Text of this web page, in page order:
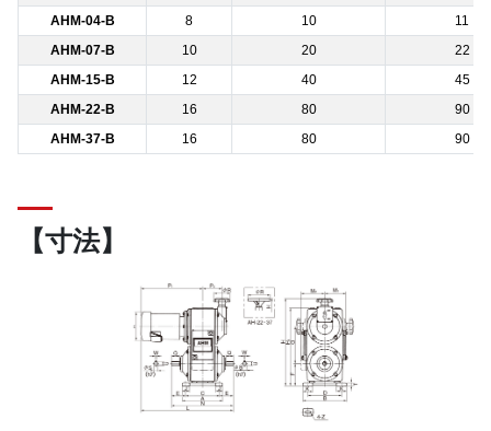
AHM-04-B
8 10
11
AHM-07-B
10 20
22
AHM-15-B
12 40
45
AHM-22-B
16 80
90
AHM-37-B
16 80 90
【寸法】